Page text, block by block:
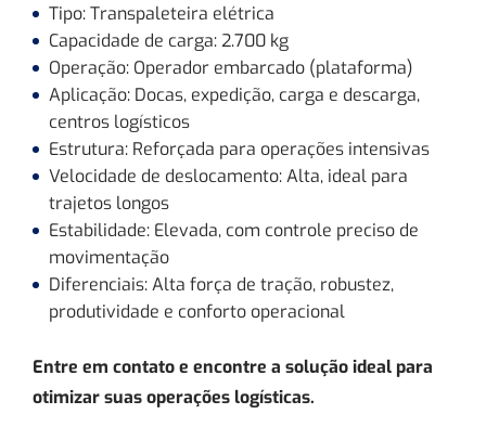
Tipo: Transpaleteira elétrica
Capacidade de carga: 2.700 kg
Operação: Operador embarcado (plataforma)
Aplicação: Docas, expedição, carga e descarga,
centros logísticos
Estrutura: Reforçada para operações intensivas
Velocidade de deslocamento: Alta, ideal para
trajetos longos
Estabilidade: Elevada, com controle preciso de
movimentação
Diferenciais: Alta força de tração, robustez,
produtividade e conforto operacional
Entre em contato e encontre a solução ideal para
otimizar suas operações logísticas.